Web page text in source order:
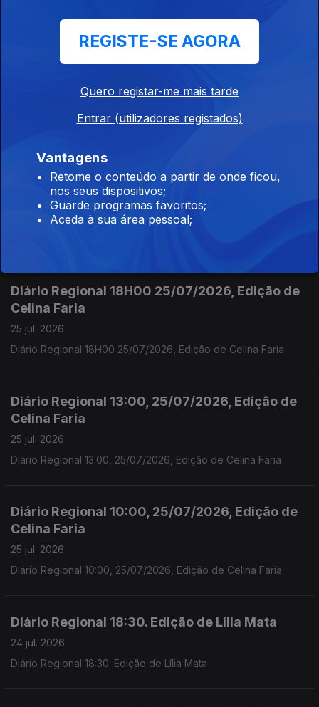
Diário Regional 18:00, 26/07/2026, Edição de Celina Faria
Celina Faria
Diário Regional 13H00 26/07/2026, Edição de Celina Faria
Diário Regional 10H00 26/07/2026, Edição de
Celina Faria
26 jul. 2026
Diário Regional 18H00 25/07/2026, Edição de
Celina Faria
25 jul. 2026
Diário Regional 18H00 25/07/2026, Edição de Celina Faria
Diário Regional 13:00, 25/07/2026, Edição de
Celina Faria
25 jul. 2026
Diário Regional 13:00, 25/07/2026, Edição de Celina Faria
Diário Regional 10:00, 25/07/2026, Edição de
Celina Faria
25 jul. 2026
Diário Regional 10:00, 25/07/2026, Edição de Celina Faria
Diário Regional 18:30. Edição de Lília Mata
24 jul. 2026
Diário Regional 18:30. Edição de Lília Mata
REGISTE-SE AGORA
Quero registar-me mais tarde
Entrar (utilizadores registados)
Vantagens
Retome o conteúdo a partir de onde ficou,
nos seus dispositivos;
Guarde programas favoritos;
Aceda à sua área pessoal;